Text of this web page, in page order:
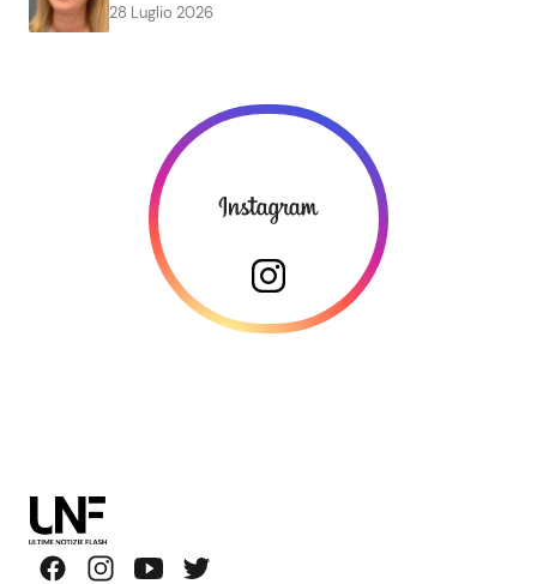
28 Luglio 2026